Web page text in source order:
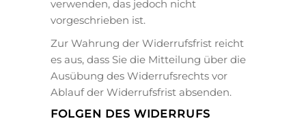
verwenden, das jedoch nicht
vorgeschrieben ist.
Zur Wahrung der Widerrufsfrist reicht
es aus, dass Sie die Mitteilung über die
Ausübung des Widerrufsrechts vor
Ablauf der Widerrufsfrist absenden.
FOLGEN DES WIDERRUFS